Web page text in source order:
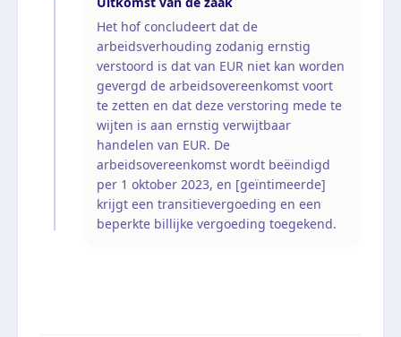
Het hof concludeert dat de
arbeidsverhouding zodanig ernstig
verstoord is dat van EUR niet kan worden
gevergd de arbeidsovereenkomst voort
te zetten en dat deze verstoring mede te
wijten is aan ernstig verwijtbaar
handelen van EUR. De
arbeidsovereenkomst wordt beëindigd
per 1 oktober 2023, en [geïntimeerde]
krijgt een transitievergoeding en een
beperkte billijke vergoeding toegekend.